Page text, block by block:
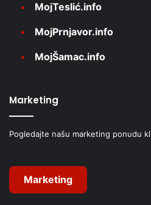
MojTeslić.info
MojPrnjavor.info
MojŠamac.info
Marketing
Pogledajte našu marketing ponudu
Marketing